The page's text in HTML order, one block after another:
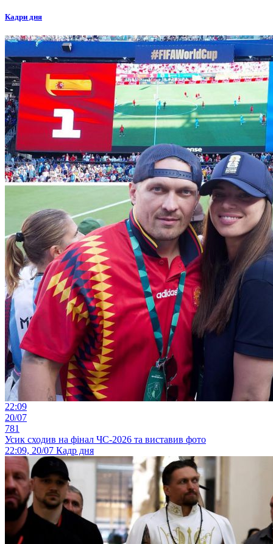
Кадри дня
22:09
20/07
781
Усик сходив на фінал ЧС-2026 та виставив фото
22:09, 20/07 Кадр дня